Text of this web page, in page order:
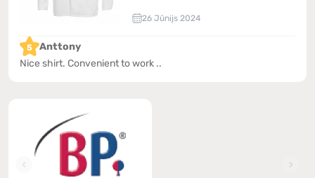
26 Jūnijs 2024
5
Anttony
Nice shirt. Convenient to work ..